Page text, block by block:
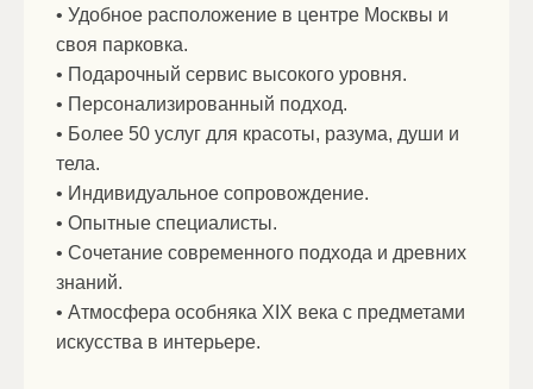
• Удобное расположение в центре Москвы и
своя парковка.
• Подарочный сервис высокого уровня.
• Персонализированный подход.
• Более 50 услуг для красоты, разума, души и
тела.
• Индивидуальное сопровождение.
• Опытные специалисты.
• Сочетание современного подхода и древних
знаний.
• Атмосфера особняка XIX века с предметами
искусства в интерьере.